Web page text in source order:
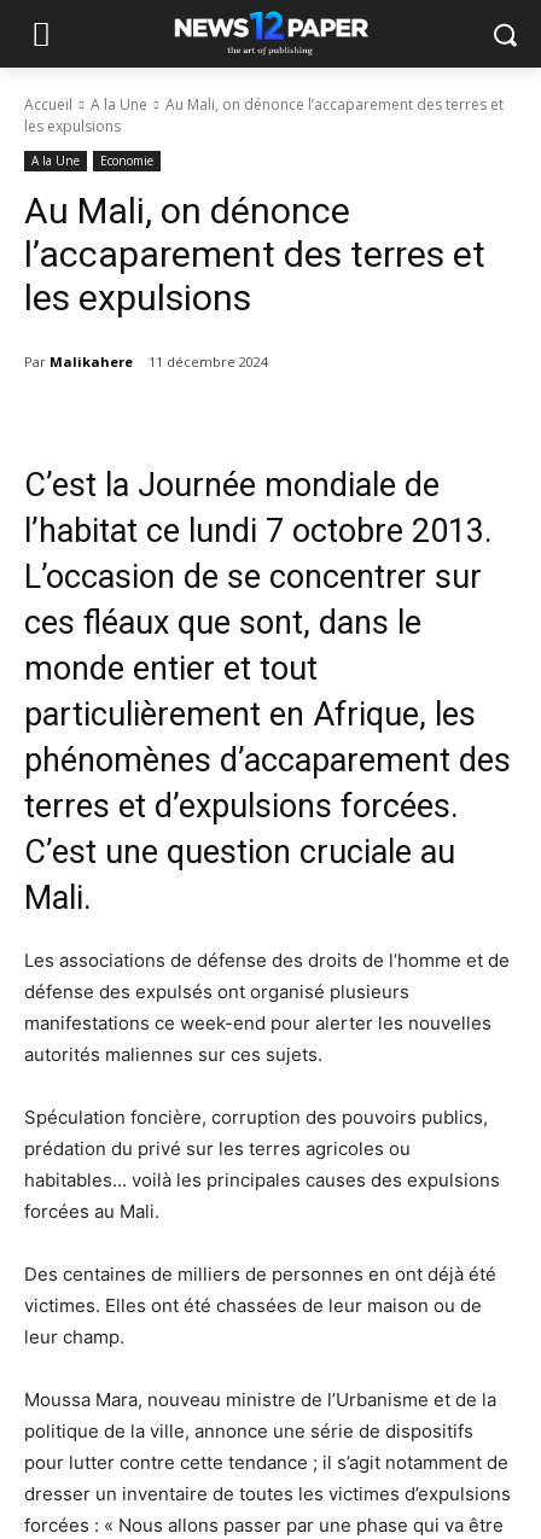
Accueil A la Une
Au Mali, on dénonce l’accaparement des terres et
les expulsions
A la Une Economie
Au Mali, on dénonce
l’accaparement des terres et
les expulsions
Par Malikahere 11 décembre 2024
C’est la Journée mondiale de
l’habitat ce lundi 7 octobre 2013.
L’occasion de se concentrer sur
ces fléaux que sont, dans le
monde entier et tout
particulièrement en Afrique, les
phénomènes d’accaparement des
terres et d’expulsions forcées.
C’est une question cruciale au
Mali.
Les associations de défense des droits de l’homme et de
défense des expulsés ont organisé plusieurs
manifestations ce week-end pour alerter les nouvelles
autorités maliennes sur ces sujets.
Spéculation foncière, corruption des pouvoirs publics,
prédation du privé sur les terres agricoles ou
habitables… voilà les principales causes des expulsions
forcées au Mali.
Des centaines de milliers de personnes en ont déjà été
victimes. Elles ont été chassées de leur maison ou de
leur champ.
Moussa Mara, nouveau ministre de l’Urbanisme et de la
politique de la ville, annonce une série de dispositifs
pour lutter contre cette tendance ; il s’agit notamment de
dresser un inventaire de toutes les victimes d’expulsions
forcées : « Nous allons passer par une phase qui va être